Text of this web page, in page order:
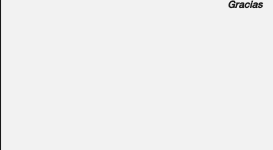
Gracias